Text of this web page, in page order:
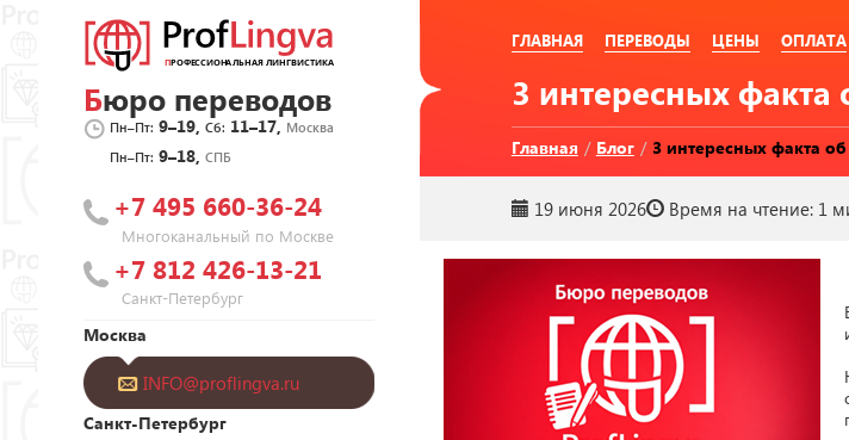
Бюро переводов
Пн–Пт: 9–19,Сб: 11–17, Москва
Пн–Пт: 9–18,СПБ
ГЛАВНАЯ ПЕРЕВОДЫ ЦЕНЫ ОПЛАТА
3 интересных
Главная / Блог / 3 интересных факта
+7 495 660-36-24
Многоканальный по Москве
+7 812 426-13-21
Санкт-Петербург
Москва
INFO@proflingva.ru
Санкт-Петербург
19 июня 2026 Время на чтение: 1